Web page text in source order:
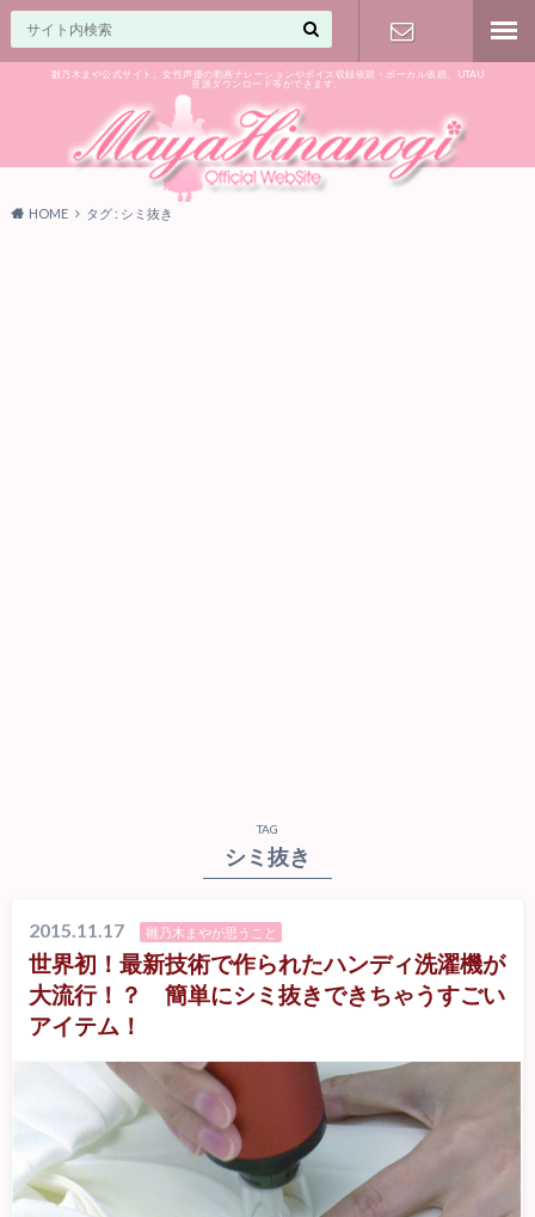
雛乃木まや公式サイト。女性声優の動画ナレーションやボイス収録依頼・ボーカル依頼、UTAU
音源ダウンロード等ができます。
気軽に♪
HOME タグ : シミ抜き
TAG
シミ抜き
2015.11.17 雛乃木まやが思うこと
世界初！最新技術で作られたハンディ洗濯機が
大流行！？ 簡単にシミ抜きできちゃうすごい
アイテム！